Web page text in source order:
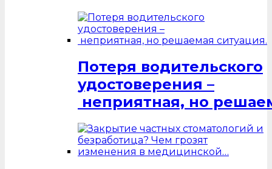
Потеря водительского
удостоверения –
неприятная, но